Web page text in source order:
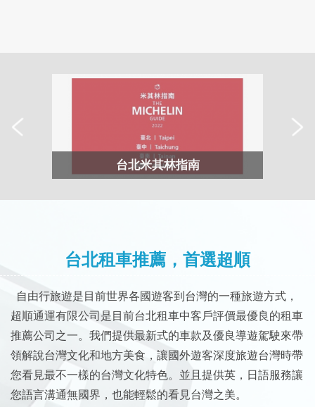
台北米其林指南
台北租車推薦，首選超順
自由行旅遊是目前世界各國遊客到台灣的一種旅遊方式，
超順通運有限公司是目前台北租車中客戶評價最優良的租車
推薦公司之一。我們提供最新式的車款及優良導遊駕駛來帶
領解說台灣文化和地方美食，讓國外遊客深度旅遊台灣時帶
您看見最不一樣的台灣文化特色。並且提供英，日語服務讓
您語言溝通無國界，也能輕鬆的看見台灣之美。